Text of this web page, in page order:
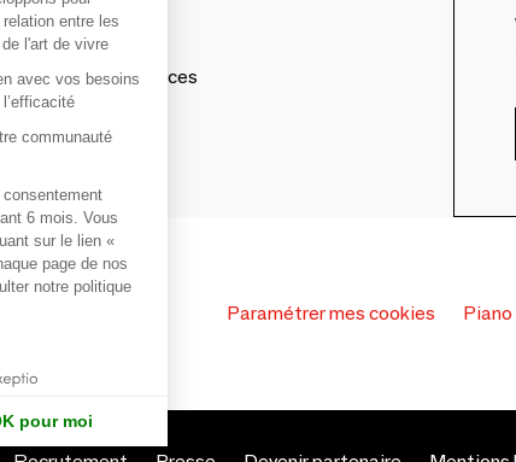
produits tendances
Paramétrer mes cookies
entre les
l'art de vivre
avec vos besoins
communauté
6 mois. Vous
sur le lien «
page de nos
notre politique
pour moi